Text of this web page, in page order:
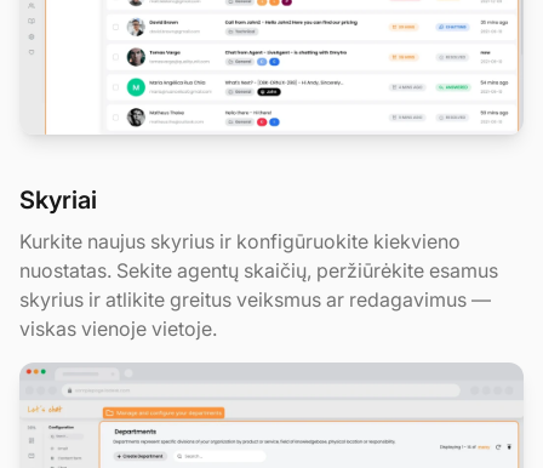
Skyriai
Kurkite naujus skyrius ir konfigūruokite kiekvieno
nuostatas. Sekite agentų skaičių, peržiūrėkite esamus
skyrius ir atlikite greitus veiksmus ar redagavimus —
viskas vienoje vietoje.